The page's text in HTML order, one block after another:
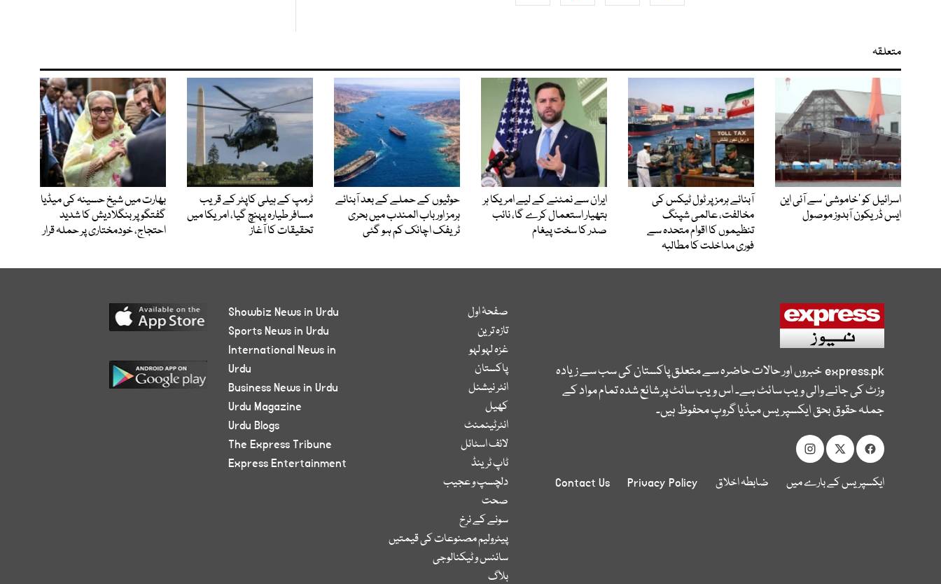
متعلقہ
اسرائیل کو ’خاموشی‘ سے آئی این
ایس ڈریکون آبدوز موصول
آبنائے ہرمز پر ٹول ٹیکس کی
مخالفت، عالمی شپنگ
تنظیموں کا اقوام متحدہ سے
فوری مداخلت کا مطالبہ
ایران سے نمٹنے کے لیے امریکا ہر
ہتھیار استعمال کرے گا، نائب
صدر کا سخت پیغام
حوثیوں کے حملے کے بعد آبنائے
ہرمز اور باب المندب میں بحری
ٹریفک اچانک کم ہو گئی
ٹرمپ کے ہیلی کاپٹر کے قریب
مسافر طیارہ پہنچ گیا، امریکا میں
تحقیقات کا آغاز
بھارت میں شیخ حسینہ کی میڈیا
گفتگو پر بنگلادیش کا شدید
احتجاج، خودمختاری پر حملہ قرار
express.pkخبروں اور حالات حاضرہ سے متعلق پاکستان کی سب سے زیادہ
وزٹ کی جانے والی ویب سائٹ ہے۔ اس ویب سائٹ پر شائع شدہ تمام مواد کے
جملہ حقوق بحق ایکسپریس میڈیا گروپ محفوظ ہیں۔
ایکسپریس کے بارے میں ضابطہ اخلاق Privacy Policy
Contact Us
صفحۂ اول
تازہ ترین
غزہ لہو لہو
پاکستان
انٹر نیشنل
کھیل
انٹرٹینمنٹ
لائف اسٹائل
ٹاپ ٹرینڈ
دلچسپ و عجیب
صحت
سونے کے نرخ
پیٹرولیم مصنوعات کی قیمتیں
سائنس و ٹیکنالوجی
بلاگ
Showbiz News in Urdu
Sports News in Urdu
International News in
Urdu
Business News in Urdu
Urdu Magazine
Urdu Blogs
The Express Tribune
Express Entertainment